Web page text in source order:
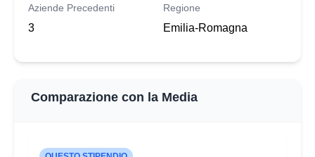
Aziende Precedenti
3
Regione
Emilia-Romagna
Comparazione con la Media